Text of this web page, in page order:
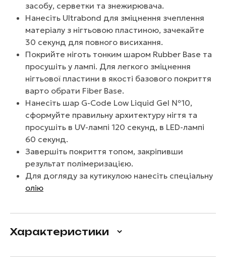
засобу, серветки та знежирювача.
Нанесіть Ultrabond для зміцнення зчеплення
матеріалу з нігтьовою пластиною, зачекайте
30 секунд для повного висихання.
Покрийте ніготь тонким шаром Rubber Base та
просушіть у лампі. Для легкого зміцнення
нігтьової пластини в якості базового покриття
варто обрати Fiber Base.
Нанесіть шар G-Code Low Liquid Gel №10,
сформуйте правильну архитектуру нігтя та
просушіть в UV-лампі 120 секунд, в LED-лампі
60 секунд.
Завершіть покриття топом, закріпивши
результат полімеризацією.
Для догляду за кутикулою нанесіть спеціальну
олію
Характеристики